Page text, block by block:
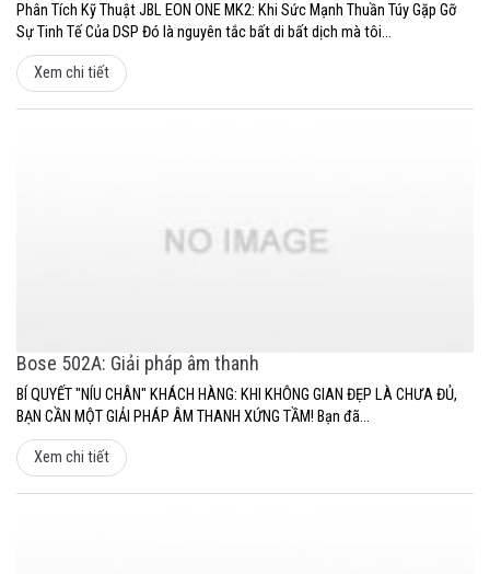
Phân Tích Kỹ Thuật JBL EON ONE MK2: Khi Sức Mạnh Thuần Túy Gặp Gỡ
Sự Tinh Tế Của DSP Đó là nguyên tắc bất di bất dịch mà tôi...
Xem chi tiết
Bose 502A: Giải pháp âm thanh
BÍ QUYẾT "NÍU CHÂN" KHÁCH HÀNG: KHI KHÔNG GIAN ĐẸP LÀ CHƯA ĐỦ,
BẠN CẦN MỘT GIẢI PHÁP ÂM THANH XỨNG TẦM! Bạn đã...
Xem chi tiết